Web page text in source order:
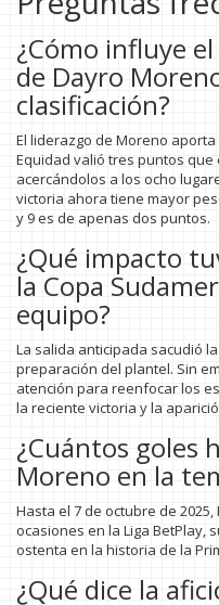
¿Cómo influye
de Dayro
clasificación?
El liderazgo de Moreno
Equidad valió tres puntos que
acercándolos a los ocho
victoria ahora tiene mayor
y 9 es de apenas dos puntos.
¿Qué impacto
la Copa
equipo?
La salida anticipada sacudió
preparación del plantel. Sin
atención para reenfocar los
la reciente victoria y la
¿Cuántos goles
Moreno en la
Hasta el 7 de octubre de
ocasiones en la Liga BetPlay,
ostenta en la historia de la
¿Qué dice la